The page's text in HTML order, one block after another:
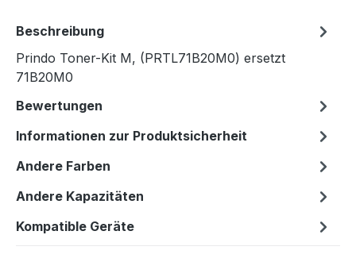
Beschreibung
Prindo Toner-Kit M, (PRTL71B20M0) ersetzt
71B20M0
Bewertungen
Informationen zur Produktsicherheit
Andere Farben
Andere Kapazitäten
Kompatible Geräte